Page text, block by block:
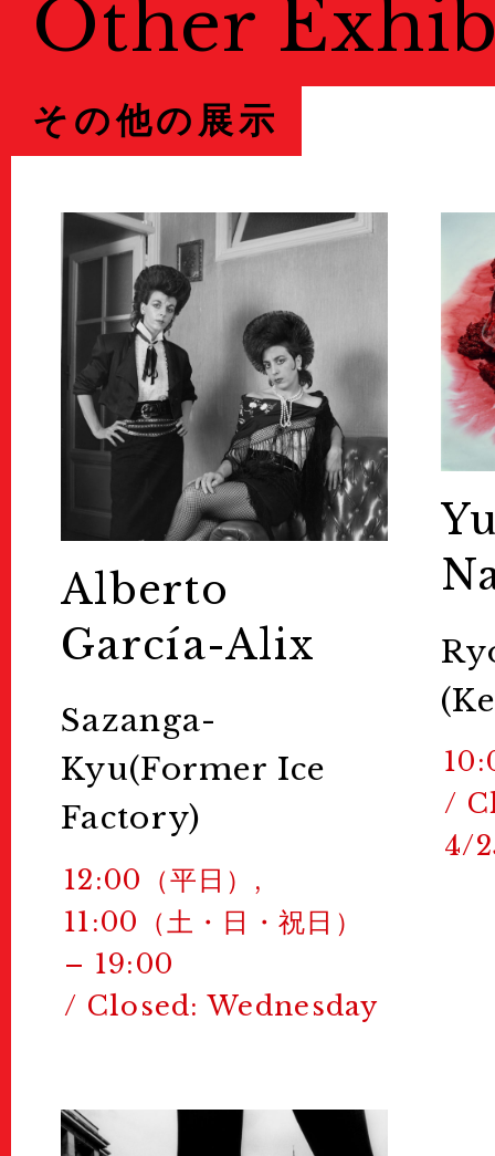
Other
その他の展示
Alberto
García-Alix
Sazanga-
Kyu(Former Ice
Factory)
12:00（平日）,
11:00（土・日・祝日）
– 19:00
/ Closed: Wednesday
/
4/